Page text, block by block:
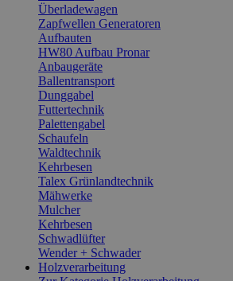
Überladewagen
Zapfwellen Generatoren
Aufbauten
HW80 Aufbau Pronar
Anbaugeräte
Ballentransport
Dunggabel
Futtertechnik
Palettengabel
Schaufeln
Waldtechnik
Kehrbesen
Talex Grünlandtechnik
Mähwerke
Mulcher
Kehrbesen
Schwadlüfter
Wender + Schwader
Holzverarbeitung